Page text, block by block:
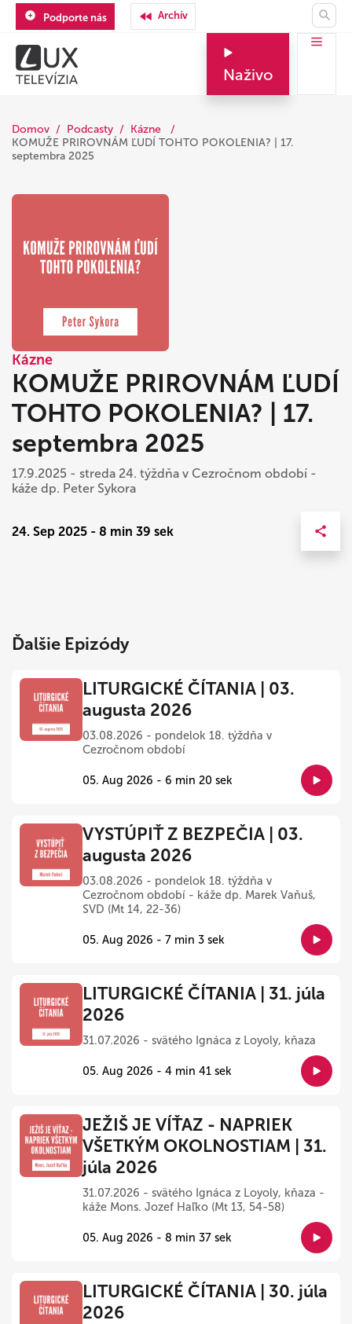
Podporte nás Archív
Naživo
Domov Podcasty
Kázne
KOMUŽE PRIROVNÁM ĽUDÍ TOHTO POKOLENIA? | 17.
septembra 2025
Kázne
KOMUŽE PRIROVNÁM ĽUDÍ
TOHTO POKOLENIA? | 17.
septembra 2025
17.9.2025 - streda 24. týždňa v Cezročnom období -
káže dp. Peter Sykora
24. Sep 2025 - 8 min 39 sek
Ďalšie Epizódy
LITURGICKÉ ČÍTANIA | 03.
augusta 2026
03.08.2026 - pondelok 18. týždňa v
Cezročnom období
05. Aug 2026 - 6 min 20 sek
VYSTÚPIŤ Z BEZPEČIA | 03.
augusta 2026
03.08.2026 - pondelok 18. týždňa v
Cezročnom období - káže dp. Marek Vaňuš,
SVD (Mt 14, 22-36)
05. Aug 2026 - 7 min 3 sek
LITURGICKÉ ČÍTANIA | 31. júla
2026
31.07.2026 - svätého Ignáca z Loyoly, kňaza
05. Aug 2026 - 4 min 41 sek
JEŽIŠ JE VÍŤAZ - NAPRIEK
VŠETKÝM OKOLNOSTIAM | 31.
júla 2026
31.07.2026 - svätého Ignáca z Loyoly, kňaza -
káže Mons. Jozef Haľko (Mt 13, 54-58)
05. Aug 2026 - 8 min 37 sek
LITURGICKÉ ČÍTANIA | 30. júla
2026